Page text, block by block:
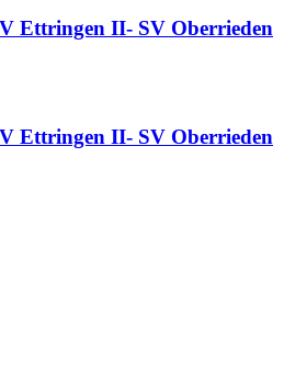
Ettringen II- SV Oberrieden
Ettringen II- SV Oberrieden